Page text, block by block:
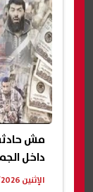
مش
داخل
الإثنين 01/06/2026 08:32 م